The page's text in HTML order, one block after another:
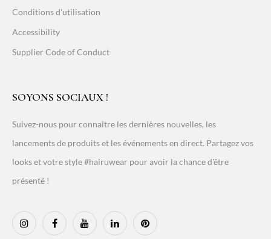
Conditions d'utilisation
Accessibility
Supplier Code of Conduct
SOYONS SOCIAUX !
Suivez-nous pour connaître les dernières nouvelles, les
lancements de produits et les événements en direct. Partagez vos
looks et votre style #hairuwear pour avoir la chance d'être
présenté !